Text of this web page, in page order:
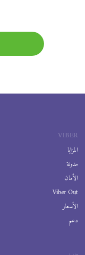
VIBER
المزايا
مدونة
الأمان
Viber Out
الأسعار
دعم